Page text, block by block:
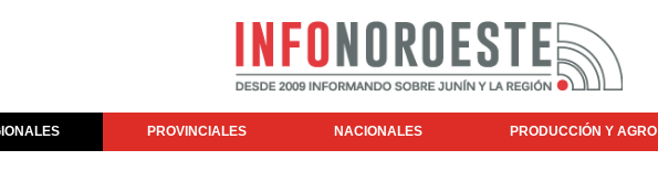
PROVINCIALES NACIONALES PRODUCCIÓN Y AGRO